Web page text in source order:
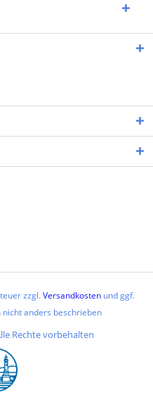
zzgl.Versandkosten und ggf.
anders beschrieben
Rechte vorbehalten